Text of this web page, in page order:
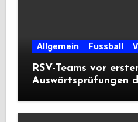
Allgemein Fussball
RSV-Teams vor
Auswärtsprüfungen